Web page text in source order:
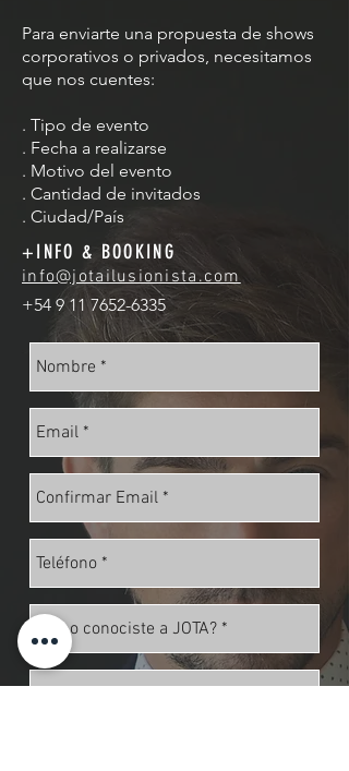
Para enviarte una propuesta de shows
corporativos o privados, necesitamos
que nos cuentes:
. Tipo de evento
. Fecha a realizarse
. Motivo del evento
. Cantidad de invitados
. Ciudad/País
+INFO & BOOKING
info@jotailusionista.com
+54 9 11 7652-6335